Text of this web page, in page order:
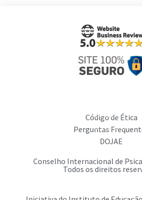
Código de Ética
Perguntas
DOJAE
Conselho Internacional de
Todos os direitos